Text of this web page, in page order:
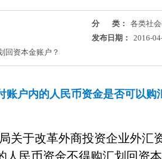
分 类：
各类社
发布日期：
2016-
回资本金账户？
账户内的人民币资金是否可以购
关于改革外商投资企业外汇
人民币资金不得购汇划回资本